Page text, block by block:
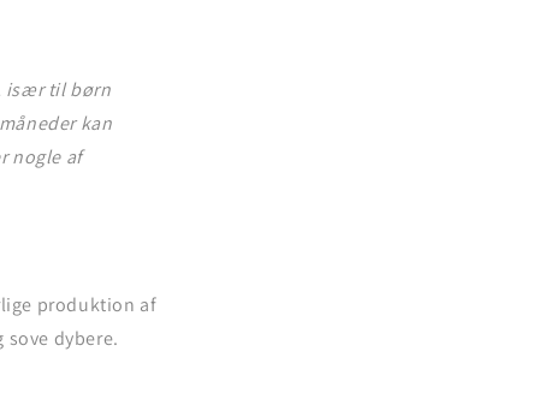
især til børn
kan
nogle af
produktion af
dybere.